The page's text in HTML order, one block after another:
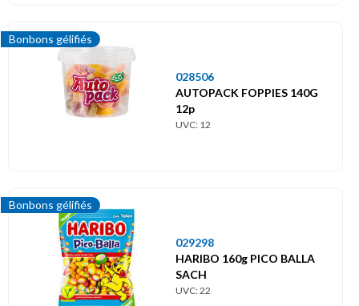
Bonbons gélifiés
028506
AUTOPACK FOPPIES 140G
12p
UVC: 12
Bonbons gélifiés
029298
HARIBO 160g PICO BALLA
SACH
UVC: 22